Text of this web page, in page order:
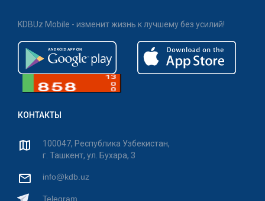
KDBUz Mobile - изменит жизнь к лучшему без усилий!
КОНТАКТЫ
100047, Республика Узбекистан,
г. Ташкент, ул. Бухара, 3
info@kdb.uz
Telegram